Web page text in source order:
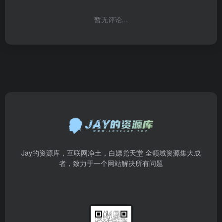
暂无评论...
Jay的资源库，互联网净土，白嫖党天堂 全领域资源集大成
者，致力于一个网站解决所有问题